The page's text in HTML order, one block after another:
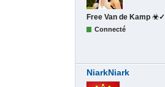
Free Van de Kamp ☣✓
Connecté
NiarkNiark